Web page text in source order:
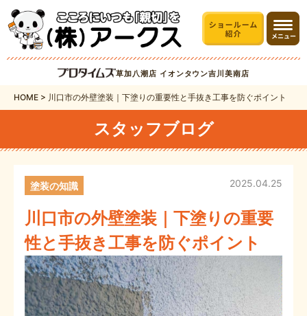
草加八潮店 イオンタウン吉川美南店
HOME > 川口市の外壁塗装｜下塗りの重要性と手抜き工事を防ぐポイント
スタッフブログ
川口市の外壁塗装｜下塗りの重要
性と手抜き工事を防ぐポイント
2025.04.25
塗装の知識